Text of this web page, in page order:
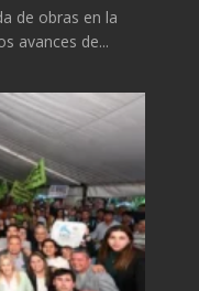
de obras en la
avances de...